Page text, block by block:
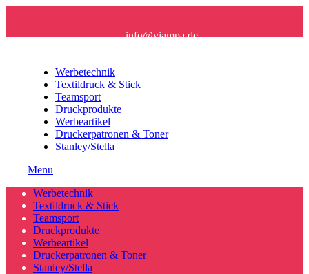
info@viampa.de
Werbetechnik
Textildruck & Stick
Teamsport
Druckprodukte
Werbeartikel
Druckerpatronen & Toner
Stanley/Stella
Menu
Werbetechnik
Textildruck & Stick
Teamsport
Druckprodukte
Werbeartikel
Druckerpatronen & Toner
Stanley/Stella